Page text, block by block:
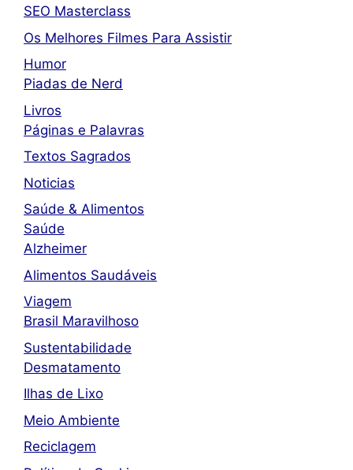
SEO Masterclass
Os Melhores Filmes Para Assistir
Humor
Piadas de Nerd
Livros
Páginas e Palavras
Textos Sagrados
Noticias
Saúde & Alimentos
Saúde
Alzheimer
Alimentos Saudáveis
Viagem
Brasil Maravilhoso
Sustentabilidade
Desmatamento
Ilhas de Lixo
Meio Ambiente
Reciclagem